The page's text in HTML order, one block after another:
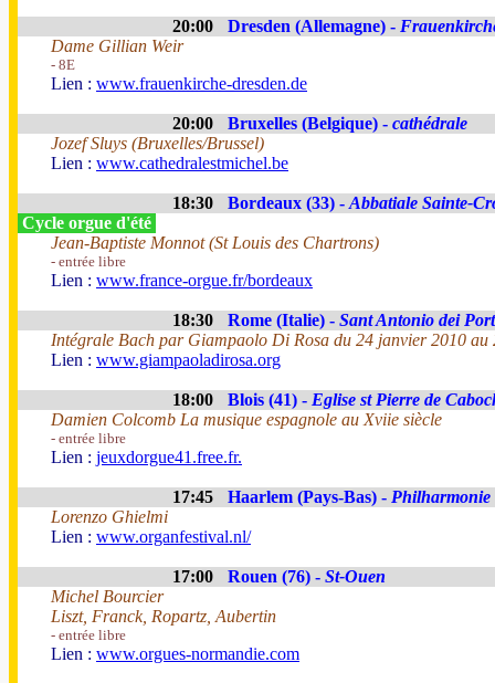
20:00 Dresden (Allemagne) -
Dame Gillian Weir
- 8E
Lien : www.frauenkirche-dresden.de
20:00 Bruxelles (Belgique) - cathédrale
Jozef Sluys (Bruxelles/Brussel)
Lien : www.cathedralestmichel.be
18:30 Bordeaux (33) - Abbatiale Sainte-
Cycle orgue d'été
Jean-Baptiste Monnot (St Louis des Chartrons)
- entrée libre
Lien : www.france-orgue.fr/bordeaux
18:30 Rome (Italie) - Sant Antonio dei
Intégrale Bach par Giampaolo Di Rosa du 24 janvier 2010 au
Lien : www.giampaoladirosa.org
18:00 Blois (41) - Eglise st Pierre de
Damien Colcomb La musique espagnole au Xviie siècle
- entrée libre
Lien : jeuxdorgue41.free.fr.
17:45 Haarlem (Pays-Bas) - Philharmonie
Lorenzo Ghielmi
Lien : www.organfestival.nl/
17:00 Rouen (76) - St-Ouen
Michel Bourcier
Liszt, Franck, Ropartz, Aubertin
- entrée libre
Lien : www.orgues-normandie.com